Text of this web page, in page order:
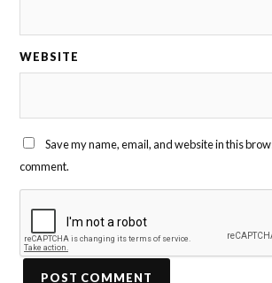
WEBSITE
Save my name, email, and website in this
comment.